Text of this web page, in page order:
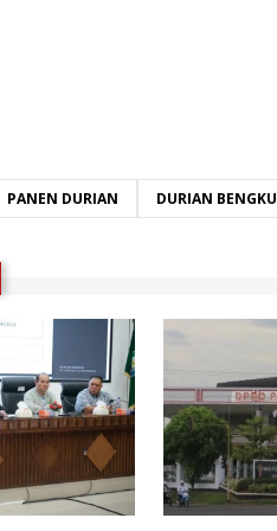
PANEN DURIAN DURIAN